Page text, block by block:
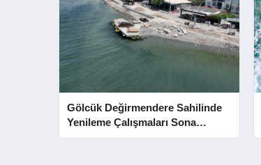
Gölcük Değirmendere Sahilinde
Yenileme Çalışmaları Sona
Yaklaştı